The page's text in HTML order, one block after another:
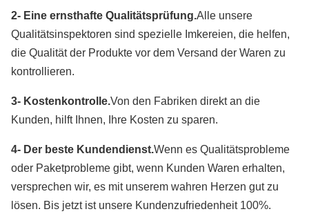
2- Eine ernsthafte Qualitätsprüfung.Alle unsere
Qualitätsinspektoren sind spezielle Imkereien, die helfen,
die Qualität der Produkte vor dem Versand der Waren zu
kontrollieren.
3- Kostenkontrolle.Von den Fabriken direkt an die
Kunden, hilft Ihnen, Ihre Kosten zu sparen.
4- Der beste Kundendienst.Wenn es Qualitätsprobleme
oder Paketprobleme gibt, wenn Kunden Waren erhalten,
versprechen wir, es mit unserem wahren Herzen gut zu
lösen. Bis jetzt ist unsere Kundenzufriedenheit 100%.